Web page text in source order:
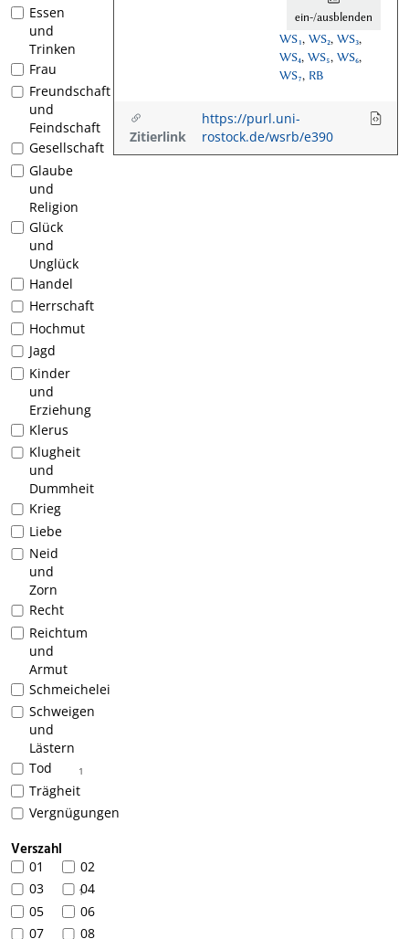
Essen
und
Trinken
Frau
Freundschaft
und
Feindschaft
Gesellschaft
Glaube
und
Religion
Glück
und
Unglück
Handel
Herrschaft
Hochmut
Jagd
Kinder
und
Erziehung
Klerus
Klugheit
und
Dummheit
Krieg
Liebe
Neid
und
Zorn
Recht
Reichtum
und
Armut
Schmeichelei
Schweigen
und
Lästern
1
Tod
Trägheit
Vergnügungen
Verszahl
01
02
03
104
05
06
07
08
ein-/ausblenden
WS₁, WS₂, WS₃,
WS₄, WS₅, WS₆,
WS₇, RB
Zitierlink
https://purl.uni-
rostock.de/wsrb/e390